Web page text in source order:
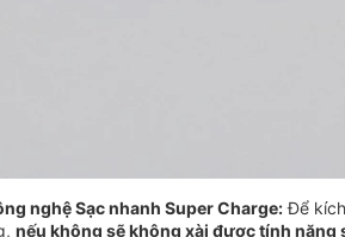
nghệ Sạc nhanh Super Charge:Để
nếu không sẽ không xài được tính năng